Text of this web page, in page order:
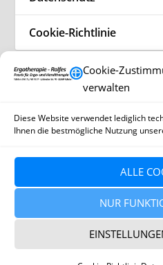
Cookie-
verwalten
Diese Website verwendet lediglich
Ihnen die bestmögliche Nutzung
ALLE
NUR
Cookie-Richtlinie